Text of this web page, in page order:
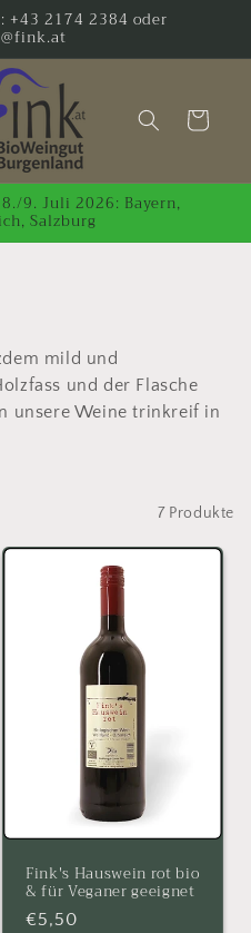
+43 2174 2384 oder
Warenkorb
9. Juli 2026: Bayern,
Salzburg
mild und
und der Flasche
unsere Weine trinkreif in
7 Produkte
Fink's Hauswein rot bio
& für Veganer geeignet
Normaler
€5,50